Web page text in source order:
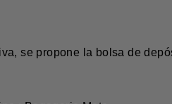
se propone la bolsa de